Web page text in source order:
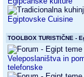
Egiptovske Cuisine
TOOLBOX TURISTIČNE -
Veleposlaništva in
telefonske